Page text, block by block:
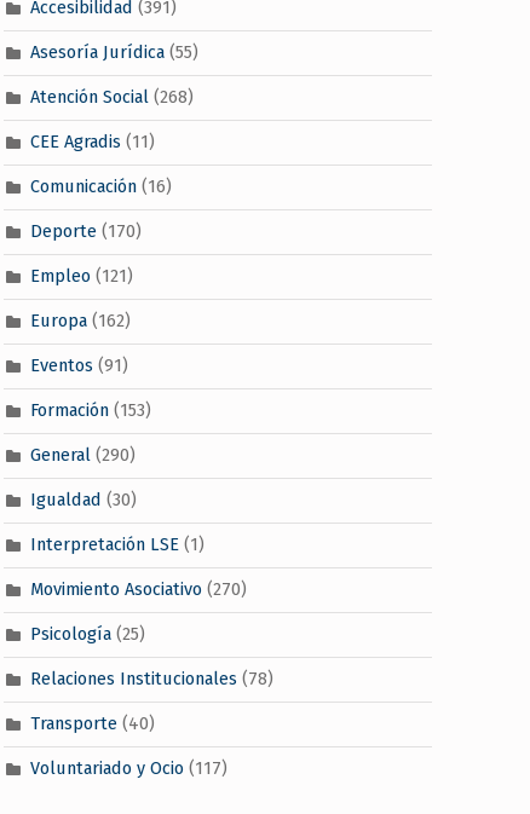
Accesibilidad (391)
Asesoría Jurídica(55)
Atención Social(268)
CEE Agradis (11)
Comunicación(16)
Deporte(170)
Empleo (121)
Europa(162)
Eventos (91)
Formación(153)
General(290)
Igualdad (30)
Interpretación LSE(1)
Movimiento Asociativo (270)
Psicología(25)
Relaciones Institucionales (78)
Transporte(40)
Voluntariado y Ocio (117)